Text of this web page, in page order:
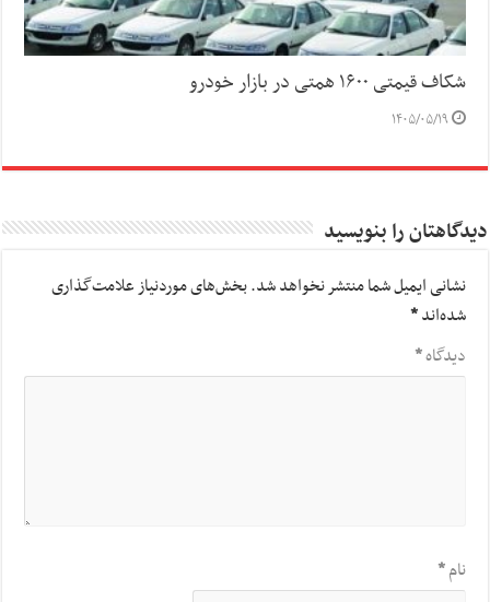
شکاف قیمتی ۱۶۰۰ همتی در بازار خودرو
۱۴۰۵/۰۵/۱۹
دیدگاهتان را بنویسید
نشانی ایمیل شما منتشر نخواهد شد.بخش‌های موردنیاز علامت‌گذاری
شده‌اند*
دیدگاه*
نام*